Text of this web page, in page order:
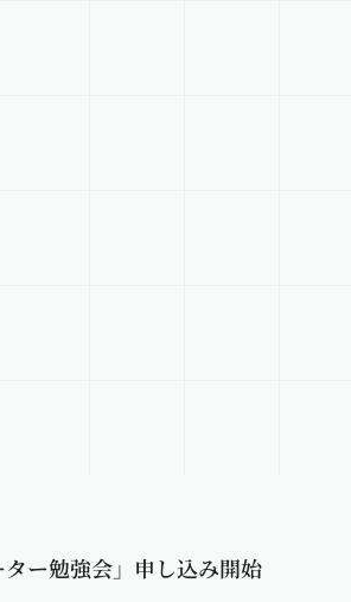
ー勉強会」申し込み開始